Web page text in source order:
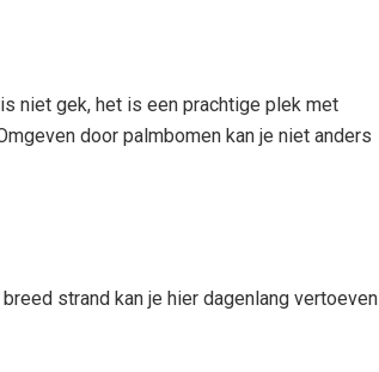
niet gek, het is een prachtige plek met
door palmbomen kan je niet anders
strand kan je hier dagenlang vertoeven